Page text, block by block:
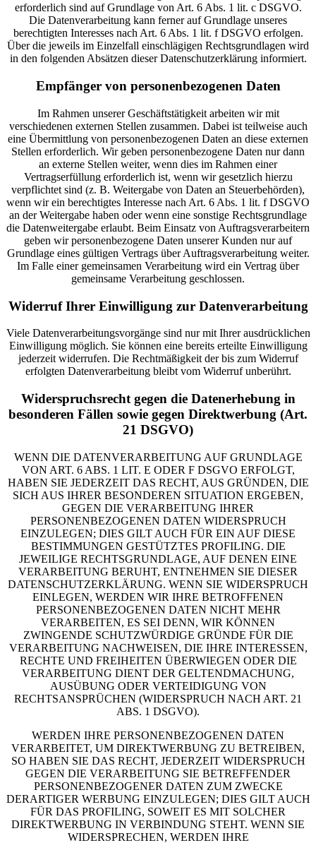
erforderlich sind auf Grundlage von Art. 6 Abs. 1 lit. c DSGVO.
Die Datenverarbeitung kann ferner auf Grundlage unseres
berechtigten Interesses nach Art. 6 Abs. 1 lit. f DSGVO erfolgen.
Über die jeweils im Einzelfall einschlägigen Rechtsgrundlagen wird
in den folgenden Absätzen dieser Datenschutzerklärung informiert.
Empfänger von personenbezogenen Daten
Im Rahmen unserer Geschäftstätigkeit arbeiten wir mit
verschiedenen externen Stellen zusammen. Dabei ist teilweise auch
eine Übermittlung von personenbezogenen Daten an diese externen
Stellen erforderlich. Wir geben personenbezogene Daten nur dann
an externe Stellen weiter, wenn dies im Rahmen einer
Vertragserfüllung erforderlich ist, wenn wir gesetzlich hierzu
verpflichtet sind (z. B. Weitergabe von Daten an Steuerbehörden),
wenn wir ein berechtigtes Interesse nach Art. 6 Abs. 1 lit. f DSGVO
an der Weitergabe haben oder wenn eine sonstige Rechtsgrundlage
die Datenweitergabe erlaubt. Beim Einsatz von Auftragsverarbeitern
geben wir personenbezogene Daten unserer Kunden nur auf
Grundlage eines gültigen Vertrags über Auftragsverarbeitung weiter.
Im Falle einer gemeinsamen Verarbeitung wird ein Vertrag über
gemeinsame Verarbeitung geschlossen.
Widerruf Ihrer Einwilligung zur Datenverarbeitung
Viele Datenverarbeitungsvorgänge sind nur mit Ihrer ausdrücklichen
Einwilligung möglich. Sie können eine bereits erteilte Einwilligung
jederzeit widerrufen. Die Rechtmäßigkeit der bis zum Widerruf
erfolgten Datenverarbeitung bleibt vom Widerruf unberührt.
Widerspruchsrecht gegen die Datenerhebung in
besonderen Fällen sowie gegen Direktwerbung (Art.
21 DSGVO)
WENN DIE DATENVERARBEITUNG AUF GRUNDLAGE
VON ART. 6 ABS. 1 LIT. E ODER F DSGVO ERFOLGT,
HABEN SIE JEDERZEIT DAS RECHT, AUS GRÜNDEN, DIE
SICH AUS IHRER BESONDEREN SITUATION ERGEBEN,
GEGEN DIE VERARBEITUNG IHRER
PERSONENBEZOGENEN DATEN WIDERSPRUCH
EINZULEGEN; DIES GILT AUCH FÜR EIN AUF DIESE
BESTIMMUNGEN GESTÜTZTES PROFILING. DIE
JEWEILIGE RECHTSGRUNDLAGE, AUF DENEN EINE
VERARBEITUNG BERUHT, ENTNEHMEN SIE DIESER
DATENSCHUTZERKLÄRUNG. WENN SIE WIDERSPRUCH
EINLEGEN, WERDEN WIR IHRE BETROFFENEN
PERSONENBEZOGENEN DATEN NICHT MEHR
VERARBEITEN, ES SEI DENN, WIR KÖNNEN
ZWINGENDE SCHUTZWÜRDIGE GRÜNDE FÜR DIE
VERARBEITUNG NACHWEISEN, DIE IHRE INTERESSEN,
RECHTE UND FREIHEITEN ÜBERWIEGEN ODER DIE
VERARBEITUNG DIENT DER GELTENDMACHUNG,
AUSÜBUNG ODER VERTEIDIGUNG VON
RECHTSANSPRÜCHEN (WIDERSPRUCH NACH ART. 21
ABS. 1 DSGVO).
WERDEN IHRE PERSONENBEZOGENEN DATEN
VERARBEITET, UM DIREKTWERBUNG ZU BETREIBEN,
SO HABEN SIE DAS RECHT, JEDERZEIT WIDERSPRUCH
GEGEN DIE VERARBEITUNG SIE BETREFFENDER
PERSONENBEZOGENER DATEN ZUM ZWECKE
DERARTIGER WERBUNG EINZULEGEN; DIES GILT AUCH
FÜR DAS PROFILING, SOWEIT ES MIT SOLCHER
DIREKTWERBUNG IN VERBINDUNG STEHT. WENN SIE
WIDERSPRECHEN, WERDEN IHRE